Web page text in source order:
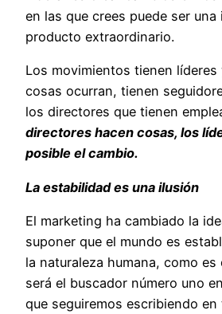
en las que crees puede ser una
producto extraordinario.
Los movimientos tienen líderes
cosas ocurran, tienen
los directores que tienen
directores hacen cosas, los
posible el cambio.
La estabilidad es una ilusión
El marketing ha cambiado la
suponer que el mundo es
la naturaleza humana, como es
será el buscador número uno
que seguiremos escribiendo en